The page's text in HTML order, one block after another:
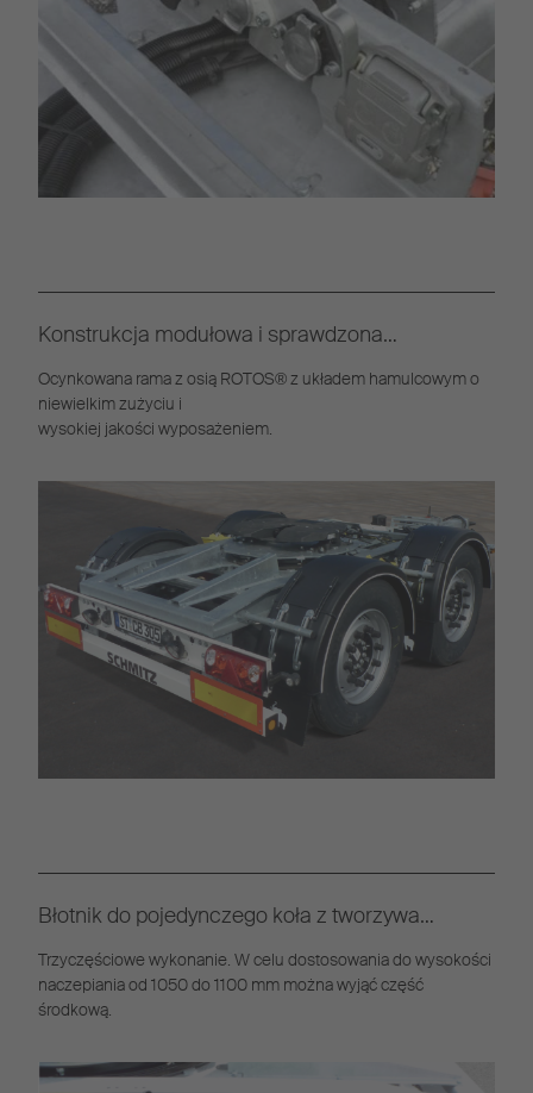
Konstrukcja modułowa i sprawdzona
Ocynkowana rama z osią ROTOS® z układem hamulcowym o
niewielkim zużyciu i
wysokiej jakości wyposażeniem.
Błotnik do pojedynczego koła z tworzywa
Trzyczęściowe wykonanie. W celu dostosowania do wysokości
naczepiania od 1050 do 1100 mm można wyjąć część
środkową.